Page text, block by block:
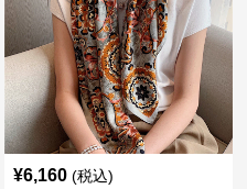
¥6,160 (税込)